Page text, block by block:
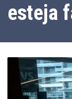
esteja